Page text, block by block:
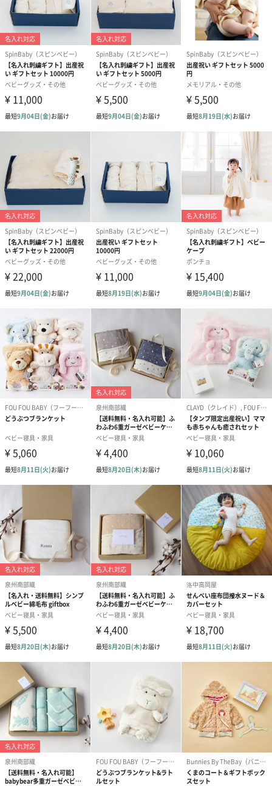
認定工場で丁寧に仕上げています
毎年オーガニック国際基準の検査を受けて合格した日本国内の認
定工場で製作しています。織り、縫製、刺繍の工程まで全てを熟
練した職人が一つ一つ丁寧に仕上げています。
徹底した品質管理
塩素系漂白剤、ホルマリン、蛍光増は組材、特定アミンを含むア
ゾ染料、合成海面活性剤の5つの成分は一切使用していません。ま
た、繊維に有害物質が含まれていないか丁寧にチェックしていま
す。
ブラックライトでの品質汚染検査
染色を行っていないので、ブラックライトを当てても蛍光しませ
ん。蛍光している製品はオーガニック商品として販売していませ
ん。
丈夫で長持ちするデザイン
毎日使うものだから丈夫で長持ちするように各所の補強ステッチ
や二重ステッチを施しています。洗濯機で何回洗っても安心で
す。さりげないワンポイント刺繍も可愛らしいですね。
名入れで世界に一つのオリジナルギフトに
有料オプションで、オーガニックコットンの糸で名前刺繍を入れ
ることができます。
書体は英語かひらがな、糸のカラーは7種類からお選びいただけま
す。
名前刺繍がご不要な方はご確認ください
名前刺繍がある場合とない場合では、ご注文からお届けまでにい
ただく日数が異なります。
刺繍がご不要でお届けをお急ぎの場合は、刺繍なしの商品ページ
よりご注文ください。
名前刺繍なし「オーガニックコットン 綿毛布 ハーフサイズ」